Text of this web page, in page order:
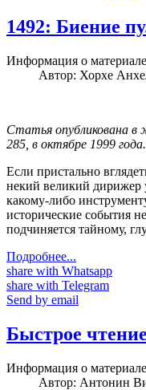
1492: Биение
Информация о материале
Автор: Хорхе
Статья опубликована
285, в октябре 1999 года.
Если пристально
некий великий дирижер
какому-либо
исторические события
подчиняется тайному,
Подробнее...
share with Whatsapp
share with Telegram
Send by email
Быстрое
Информация о материале
Автор: Антонин